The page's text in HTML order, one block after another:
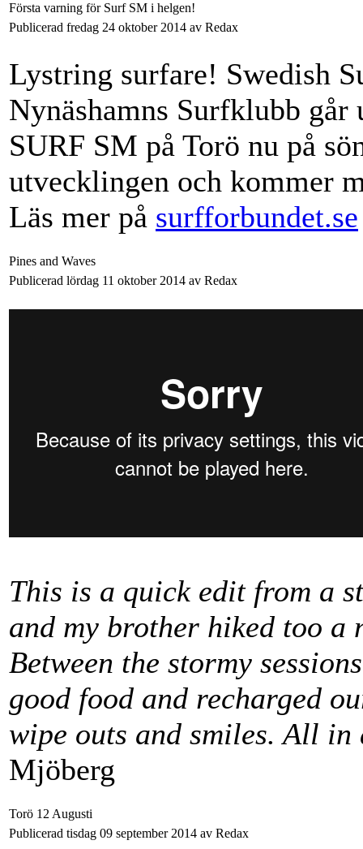
Första varning för Surf SM i helgen!
Publicerad fredag 24 oktober 2014 av Redax
Lystring surfare! Swedish
Nynäshamns Surfklubb
SURF SM på Torö nu på
utvecklingen och kommer
Läs mer på surfforbundet.se
Pines and Waves
Publicerad lördag 11 oktober 2014 av Redax
This is a quick edit from a
and my brother hiked too a
Between the stormy
good food and recharged
wipe outs and smiles. All
Mjöberg
Torö 12 Augusti
Publicerad tisdag 09 september 2014 av Redax